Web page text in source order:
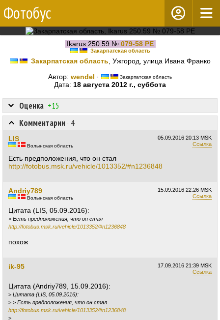
Фотобус
Ikarus 250.59 № 079-58 РЕ
Закарпатская область
Закарпатская область , Ужгород, улица Ивана Франко
Автор: wendel · Закарпатская область
Дата: 18 августа 2012 г., суббота
Оценка +15
Комментарии · 4
05.09.2016 20:13 MSK
Ссылка
LIS
Волынская область
Есть предположения, что он стал
http://fotobus.msk.ru/vehicle/1013352/#n1236848
15.09.2016 22:26 MSK
Ссылка
Andriy789
Волынская область
Цитата (LIS, 05.09.2016):
> Есть предположения, что он стал
http://fotobus.msk.ru/vehicle/1013352/#n1236848
похож
17.09.2016 21:39 MSK
Ссылка
ik-95
Цитата (Andriy789, 15.09.2016):
> Цитата (LIS, 05.09.2016):
> > Есть предположения, что он стал
http://fotobus.msk.ru/vehicle/1013352/#n1236848
>